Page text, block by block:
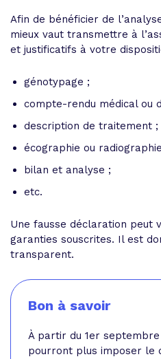
Afin de bénéficier de
mieux vaut transmettre à
et justificatifs à votre
génotypage ;
compte-rendu médical ou
description de traitement ;
écographie ou
bilan et analyse ;
etc.
Une fausse déclaration peut
garanties souscrites. Il est
transparent.
Bon à savoir
À partir du 1er
pourront plus imposer le